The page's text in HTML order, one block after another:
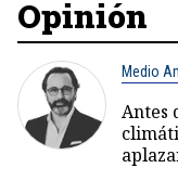
Opinión
Medio
Antes